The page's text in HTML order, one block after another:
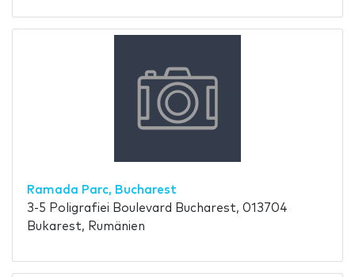
Ramada Parc, Bucharest
3-5 Poligrafiei Boulevard Bucharest, 013704
Bukarest, Rumänien